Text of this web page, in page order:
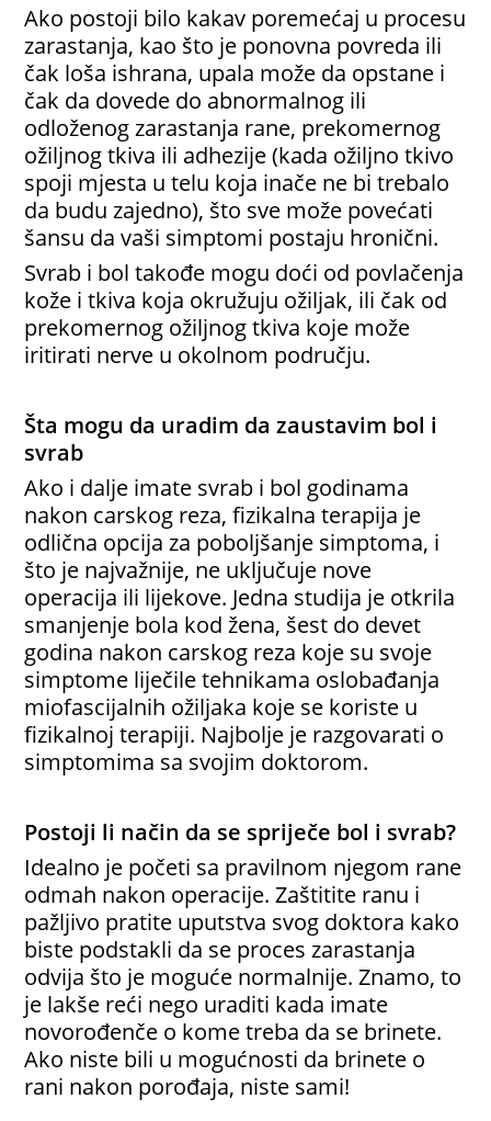
Ako postoji bilo kakav poremećaj u procesu
zarastanja, kao što je ponovna povreda ili
čak loša ishrana, upala može da opstane i
čak da dovede do abnormalnog ili
odloženog zarastanja rane, prekomernog
ožiljnog tkiva ili adhezije (kada ožiljno tkivo
spoji mjesta u telu koja inače ne bi trebalo
da budu zajedno), što sve može povećati
šansu da vaši simptomi postaju hronični.
Svrab i bol takođe mogu doći od povlačenja
kože i tkiva koja okružuju ožiljak, ili čak od
prekomernog ožiljnog tkiva koje može
iritirati nerve u okolnom području.
Šta mogu da uradim da zaustavim bol i
svrab
Ako i dalje imate svrab i bol godinama
nakon carskog reza, fizikalna terapija je
odlična opcija za poboljšanje simptoma, i
što je najvažnije, ne uključuje nove
operacija ili lijekove. Jedna studija je otkrila
smanjenje bola kod žena, šest do devet
godina nakon carskog reza koje su svoje
simptome liječile tehnikama oslobađanja
miofascijalnih ožiljaka koje se koriste u
fizikalnoj terapiji. Najbolje je razgovarati o
simptomima sa svojim doktorom.
Postoji li način da se spriječe bol i svrab?
Idealno je početi sa pravilnom njegom rane
odmah nakon operacije. Zaštitite ranu i
pažljivo pratite uputstva svog doktora kako
biste podstakli da se proces zarastanja
odvija što je moguće normalnije. Znamo, to
je lakše reći nego uraditi kada imate
novorođenče o kome treba da se brinete.
Ako niste bili u mogućnosti da brinete o
rani nakon porođaja, niste sami!